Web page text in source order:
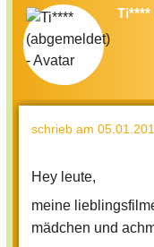
Ti****
schrieb am
Hey leute,
meine
mädchen und